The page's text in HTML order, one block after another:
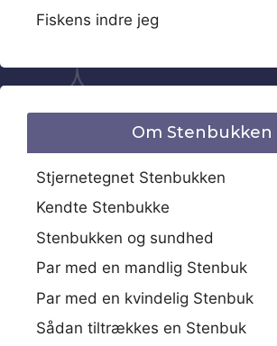
Fiskens indre jeg
Om Stenbukken
Stjernetegnet Stenbukken
Kendte Stenbukke
Stenbukken og sundhed
Par med en mandlig Stenbuk
Par med en kvindelig Stenbuk
Sådan tiltrækkes en Stenbuk